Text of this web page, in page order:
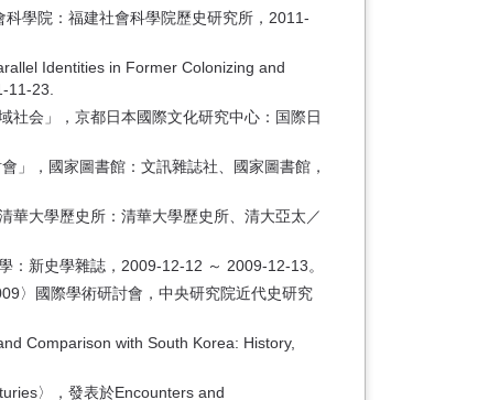
學院：福建社會科學院歷史研究所，2011-
Identities in Former Colonizing and
11-23.
社会」，京都日本國際文化研究中心：国際日
」，國家圖書館：文訊雜誌社、國家圖書館，
華大學歷史所：清華大學歷史所、清大亞太／
新史學雜誌，2009-12-12 ～ 2009-12-13。
〉國際學術研討會，中央研究院近代史研究
Comparison with South Korea: History,
〉，發表於Encounters and